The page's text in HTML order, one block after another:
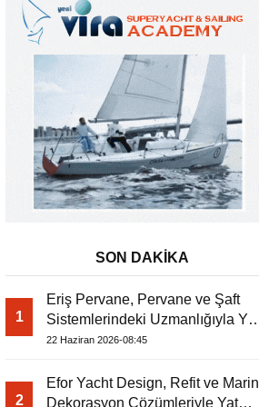
SON DAKİKA
1
Eriş Pervane, Pervane ve Şaft
Sistemlerindeki Uzmanlığıyla Yat
Dergisi’nde
22 Haziran 2026-08:45
2
Efor Yacht Design, Refit ve Marin
Dekorasyon Çözümleriyle Yat